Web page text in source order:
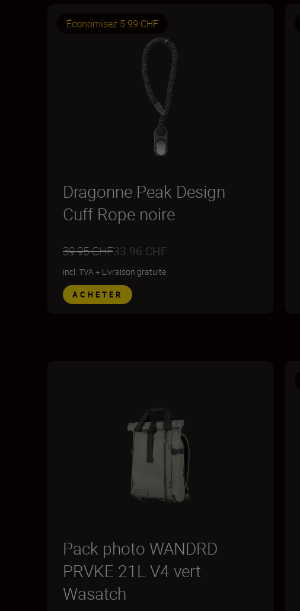
Économisez 5.99 CHF
Dragonne Peak Design
Cuff Rope noire
39.95 CHF33.96 CHF
incl. TVA+ Livraison gratuite
ACHETER
Pack photo WANDRD
PRVKE 21L V4 vert
Wasatch